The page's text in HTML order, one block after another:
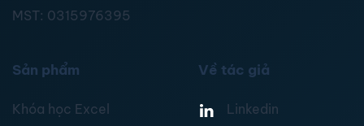
MST: 0315976395
Sản phẩm
Khóa học Excel
Về tác giả
Linkedin